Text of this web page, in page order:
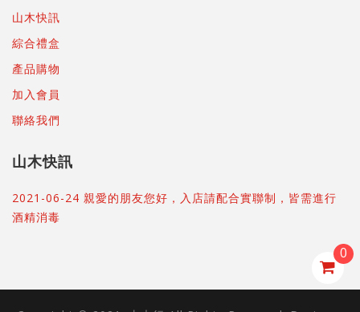
0
山木快訊
綜合禮盒
產品購物
加入會員
聯絡我們
山木快訊
2021-06-24 親愛的朋友您好，入店請配合實聯制，皆需進行
酒精消毒